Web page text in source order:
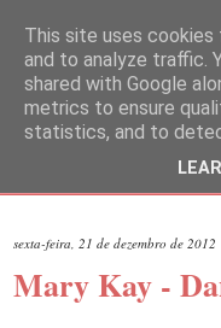
sexta-feira, 21 de dezembro de 2012
Mary Kay -
This site uses
and to analyze traffic.
shared with Google
metrics to ensure
statistics, and to